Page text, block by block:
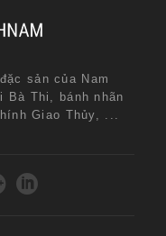
sản của Nam
Bà Thi, bánh nhãn
Giao Thủy, ...